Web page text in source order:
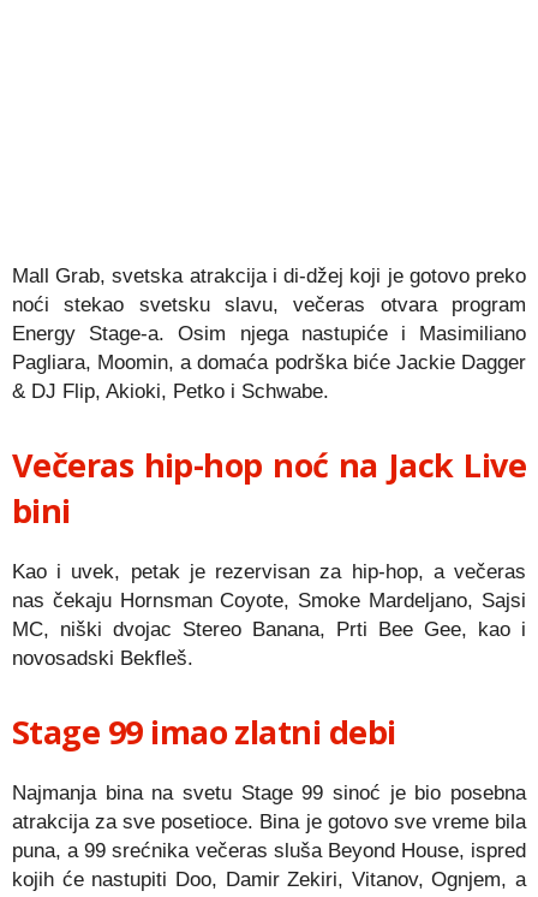
Mall Grab, svetska atrakcija i di-džej koji je gotovo preko
noći stekao svetsku slavu, večeras otvara program
Energy Stage-a. Osim njega nastupiće i Masimiliano
Pagliara, Moomin, a domaća podrška biće Jackie Dagger
& DJ Flip, Akioki, Petko i Schwabe.
Večeras hip-hop noć na Jack Live
bini
Kao i uvek, petak je rezervisan za hip-hop, a večeras
nas čekaju Hornsman Coyote, Smoke Mardeljano, Sajsi
MC, niški dvojac Stereo Banana, Prti Bee Gee, kao i
novosadski Bekfleš.
Stage 99 imao zlatni debi
Najmanja bina na svetu Stage 99 sinoć je bio posebna
atrakcija za sve posetioce. Bina je gotovo sve vreme bila
puna, a 99 srećnika večeras sluša Beyond House, ispred
kojih će nastupiti Doo, Damir Zekiri, Vitanov, Ognjem, a